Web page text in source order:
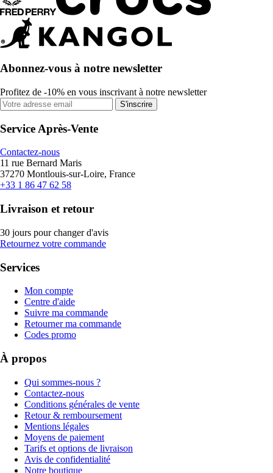
Abonnez-vous à notre newsletter
Profitez de -10% en vous inscrivant à notre newsletter
S'inscrire
Service Après-Vente
Contactez-nous
11 rue Bernard Maris
37270 Montlouis-sur-Loire, France
+33 1 86 47 62 58
Livraison et retour
30 jours pour changer d'avis
Retournez votre commande
Services
Mon compte
Centre d'aide
Suivre ma commande
Retourner ma commande
Codes promo
À propos
Qui sommes-nous ?
Contactez-nous
Conditions générales de vente
Retour & remboursement
Mentions légales
Moyens de paiement
Tarifs et options de livraison
Avis de confidentialité
Notre boutique